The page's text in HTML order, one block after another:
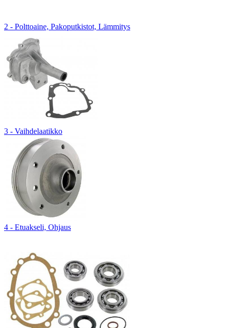
2 - Polttoaine, Pakoputkistot, Lämmitys
3 - Vaihdelaatikko
4 - Etuakseli, Ohjaus